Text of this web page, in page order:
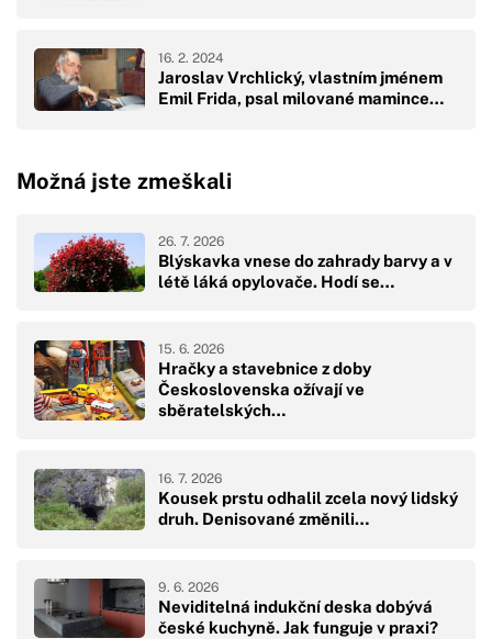
Jaroslav Vrchlický, vlastním jménem
Emil Frida, psal milované mamince…
16. 2. 2024
Možná jste zmeškali
Blýskavka vnese do zahrady barvy a v
létě láká opylovače. Hodí se…
26. 7. 2026
Hračky a stavebnice z doby
Československa ožívají ve
sběratelských…
15. 6. 2026
Kousek prstu odhalil zcela nový lidský
druh. Denisované změnili…
16. 7. 2026
Neviditelná indukční deska dobývá
české kuchyně. Jak funguje v praxi?
9. 6. 2026